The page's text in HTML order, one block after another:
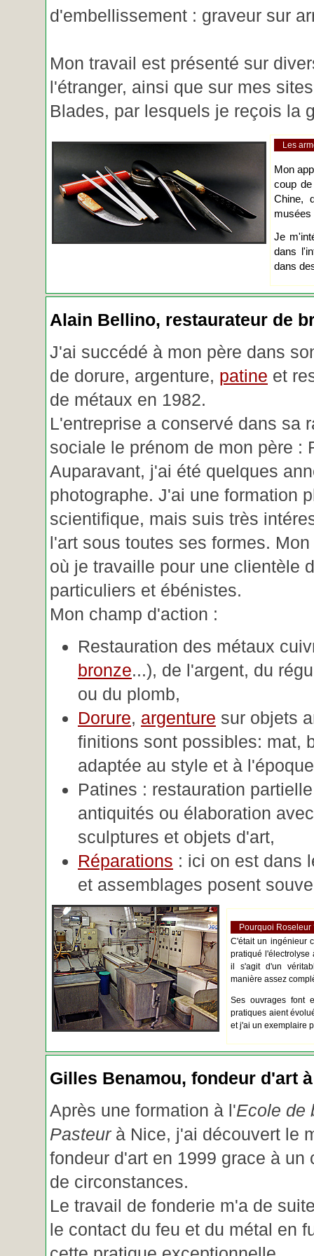
d'embellissement : graveur sur
Mon travail est présenté sur
l'étranger, ainsi que sur mes
Blades, par lesquels je reçois la
Les
Mon
coup
Chine,
musées
Je
dans
dans
Alain Bellino, restaurateur de
J'ai succédé à mon père dans
de dorure, argenture, patine et
de métaux en 1982.
L'entreprise a conservé dans sa
sociale le prénom de mon père :
Auparavant, j'ai été quelques
photographe. J'ai une formation
scientifique, mais suis très
l'art sous toutes ses formes.
où je travaille pour une clientèle
particuliers et ébénistes.
Mon champ d'action :
Restauration des métaux
bronze...), de l'argent, du
ou du plomb,
Dorure, argenture sur objets
finitions sont possibles: mat,
adaptée au style et à
Patines : restauration
antiquités ou élaboration
sculptures et objets d'art,
Réparations : ici on est dans
et assemblages posent
Pourquoi Roseleur
C'était un ingénieur
pratiqué l'électrolyse
il s'agit d'un
manière assez
Ses ouvrages font
pratiques aient
et j'ai un exemplaire
Gilles Benamou, fondeur d'art
Après une formation à l'Ecole de
Pasteurà Nice, j'ai découvert le
fondeur d'art en 1999 grace à un
de circonstances.
Le travail de fonderie m'a de
le contact du feu et du métal en